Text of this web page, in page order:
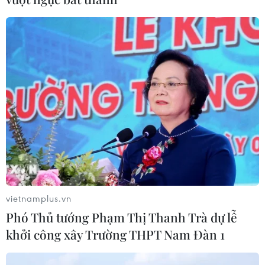
Khởi tố người đi bộ gây tai nạn chết
người trên quốc lộ ở Quảng Trị
Khởi tố Chủ tịch Hội đồng quản trị,
Giám đốc Công ty cổ phần Mekolor
06/08/2026 09:06
Thêm một nhóm dàn cảnh cướp giật
tại khu Tân Huê Viên sa lưới
vietnamplus.vn
Phó Thủ tướng Phạm Thị Thanh Trà dự lễ
khởi công xây Trường THPT Nam Đàn 1